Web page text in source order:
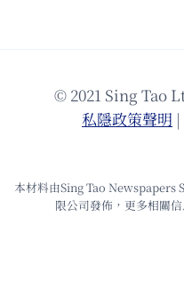
© 2021 Sing Tao
私隱政策聲明 |
本材料由Sing Tao Newspapers
限公司發佈，更多相關